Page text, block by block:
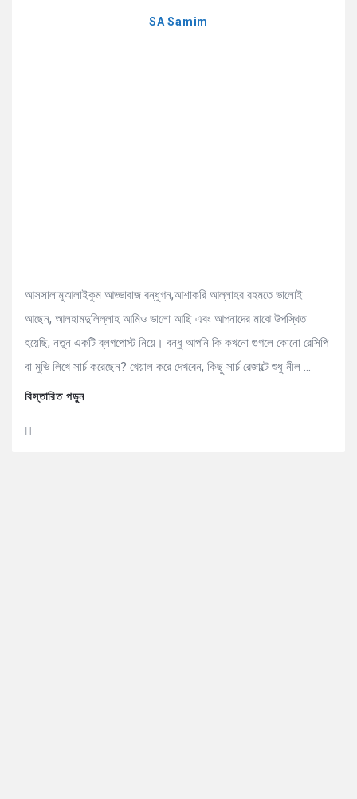
SA Samim
আসসালামুআলাইকুম আড্ডাবাজ বন্ধুগন,আশাকরি আল্লাহর রহমতে ভালোই
আছেন, আলহামদুলিল্লাহ আমিও ভালো আছি এবং আপনাদের মাঝে উপস্থিত
হয়েছি, নতুন একটি ব্লগপোস্ট নিয়ে। বন্ধু আপনি কি কখনো গুগলে কোনো রেসিপি
বা মুভি লিখে সার্চ করেছেন? খেয়াল করে দেখবেন, কিছু সার্চ রেজাল্টে শুধু নীল ...
বিস্তারিত পড়ুন